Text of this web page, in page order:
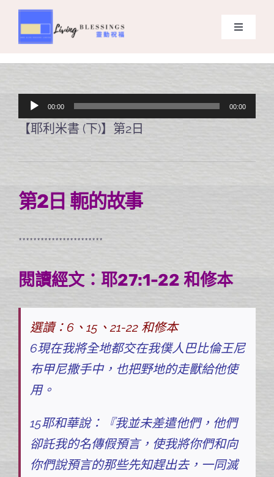
Skip
Toggle
關於我們
訊
放
器
00:00 00:00
【耶利米書 (下)】第2日
第2日 軛的故事
***********************
閱讀經文：耶27:1-22 和修本
選讀：6、15、21-22 和修本
6現在我將全地都交在我僕人巴比倫王尼
布甲尼撒手中，也把野地的走獸給他使
用。
15耶和華說：『我並未差遣他們，他們
卻託我的名傳假預言，使我將你們和向
你們說預言的那些先知趕出去，一同滅